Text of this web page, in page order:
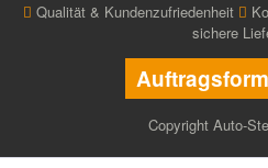
Qualität & Kundenzufriedenheit
sichere
Copyright Auto-